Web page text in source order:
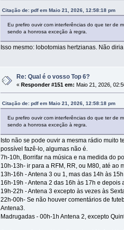
Citação de: pdf em Maio 21, 2026, 12:58:18 pm
Eu prefiro ouvir com interferências do que ter de
sendo a honrosa exceção à regra.
Isso mesmo: lobotomias hertzianas. Não
Re: Qual é o vosso Top 6?
« Responder #151 em: Maio 21, 2026,
Citação de: pdf em Maio 21, 2026, 12:58:18 pm
Eu prefiro ouvir com interferências do que ter de
sendo a honrosa exceção à regra.
Isto não se pode ouvir a mesma rádio muito
possível fazê-lo, algumas não é.
7h-10h, Borrifar na música e na medida do
10h-13h- ir para a RFM, RR, ou M80, até ao
13h-16h - Antena 3 ou 1, mas das 14h às
16h-19h - Antena 2 das 16h às 17h e depois
19h-22h - Antena 3 excepto às vezes às
22h-00h- Se não houver comentários de
Antena3.
Madrugadas - 00h-1h Antena 2, excepto